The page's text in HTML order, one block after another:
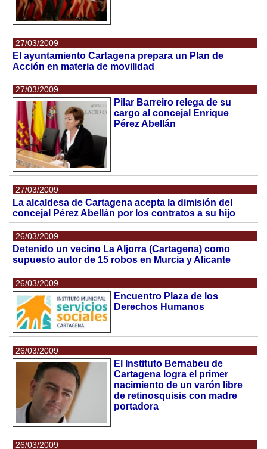
27/03/2009
El ayuntamiento Cartagena prepara un Plan de
Acción en materia de movilidad
27/03/2009
Pilar Barreiro relega de su
cargo al concejal Enrique
Pérez Abellán
27/03/2009
La alcaldesa de Cartagena acepta la dimisión del
concejal Pérez Abellán por los contratos a su hijo
26/03/2009
Detenido un vecino La Aljorra (Cartagena) como
supuesto autor de 15 robos en Murcia y Alicante
26/03/2009
Encuentro Plaza de los
Derechos Humanos
26/03/2009
El Instituto Bernabeu de
Cartagena logra el primer
nacimiento de un varón libre
de retinosquisis con madre
portadora
26/03/2009